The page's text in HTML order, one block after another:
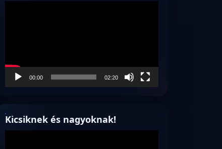
00:00 02:20
Kicsiknek és nagyoknak!